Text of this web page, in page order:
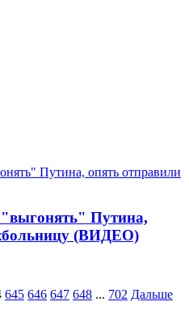
Путина,
(ВИДЕО)
645 646 647 648 ... 702 Дальше